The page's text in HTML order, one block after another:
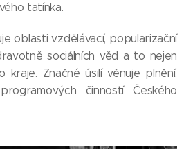
tatínka.
oblasti vzdělávací, popularizační
sociálních věd a to nejen
kraje. Značné úsilí věnuje plnění,
činností Českého